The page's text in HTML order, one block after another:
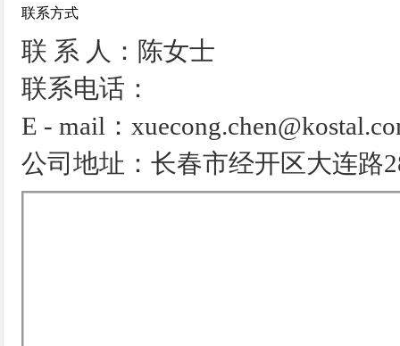
联系方式
联 系 人：陈女士
联系电话：
E - mail：
公司地址：长春市经开区大连路